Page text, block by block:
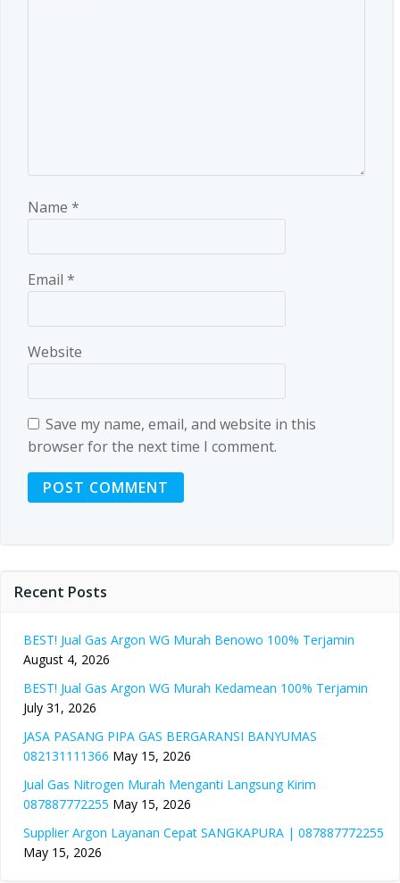
Name *
Email *
Website
Save my name, email, and website in this
browser for the next time I comment.
Recent Posts
BEST! Jual Gas Argon WG Murah Benowo 100% Terjamin
August 4, 2026
BEST! Jual Gas Argon WG Murah Kedamean 100% Terjamin
July 31, 2026
JASA PASANG PIPA GAS BERGARANSI BANYUMAS
082131111366 May 15, 2026
Jual Gas Nitrogen Murah Menganti Langsung Kirim
087887772255 May 15, 2026
Supplier Argon Layanan Cepat SANGKAPURA | 087887772255
May 15, 2026